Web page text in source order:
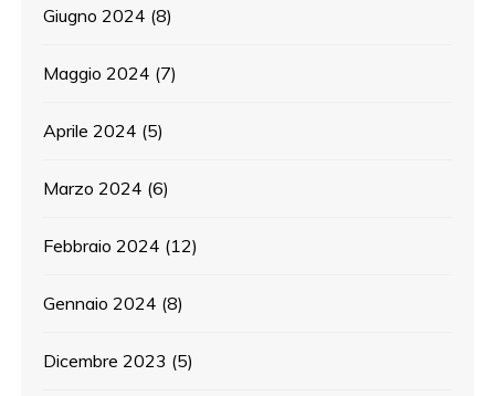
Giugno 2024 (8)
Maggio 2024 (7)
Aprile 2024 (5)
Marzo 2024 (6)
Febbraio 2024 (12)
Gennaio 2024 (8)
Dicembre 2023 (5)